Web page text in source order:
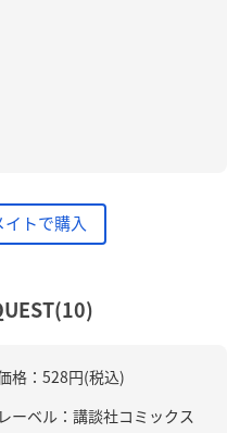
イトで購入
格：528円(税込)
レーベル：講談社コミックス